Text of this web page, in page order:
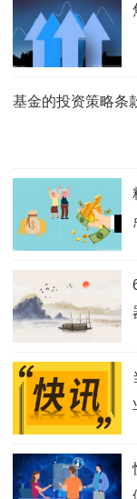
基金的投资策略条